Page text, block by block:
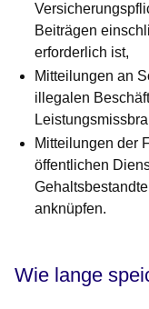
Beiträgen
erforderlich ist,
Mitteilungen an
illegalen
Mitteilungen der
öffentlichen
anknüpfen.
Wie lange